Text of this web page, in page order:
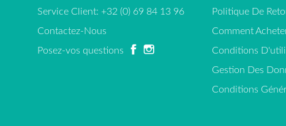
Service Client: +32 (0) 69 84 13 96
Contactez-Nous
Posez-vos questions
Politique De
Comment
Conditions
Gestion Des
Conditions